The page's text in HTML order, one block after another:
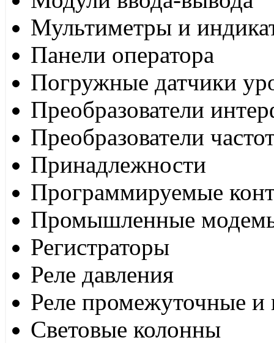
Мультиметры и
Панели оператора
Погружные датчики
Преобразователи
Преобразователи
Принадлежности
Программируемые
Промышленные
Регистраторы
Реле давления
Реле промежуточные и
Световые колонны